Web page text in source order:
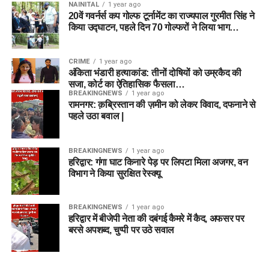
NAINITAL 1 year ago
20वें गवर्नर्स कप गोल्फ टूर्नामेंट का राज्यपाल गुरमीत सिंह ने
किया उद्घाटन, पहले दिन 70 गोल्फरों ने लिया भाग…
CRIME 1 year ago
अंकिता भंडारी हत्याकांड: तीनों दोषियों को उम्रकैद की
सजा, कोर्ट का ऐतिहासिक फैसला…
BREAKINGNEWS 1 year ago
रामनगर: क़ब्रिस्तान की ज़मीन को लेकर विवाद, दफनाने से
पहले उठा बवाल |
BREAKINGNEWS 1 year ago
हरिद्वार: गंगा घाट किनारे पेड़ पर लिपटा मिला अजगर, वन
विभाग ने किया सुरक्षित रेस्क्यू
BREAKINGNEWS 1 year ago
हरिद्वार में बीजेपी नेता की दबंगई कैमरे में कैद, अफसर पर
बरसे अपशब्द, चुप्पी पर उठे सवाल